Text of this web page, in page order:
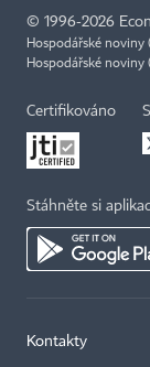
© 1996-2026
Hospodářské
Hospodářské noviny
Certifikováno
Stáhněte si
Kontakty